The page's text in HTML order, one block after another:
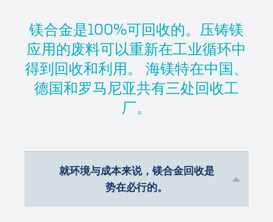
镁合金是100%可回收的。压铸镁
应用的废料可以重新在工业循环中
得到回收和利用。 海镁特在中国、
德国和罗马尼亚共有三处回收工
厂。
就环境与成本来说，镁合金回收是
势在必行的。